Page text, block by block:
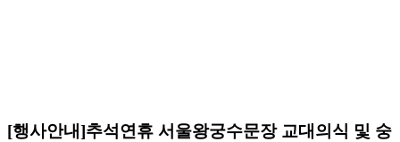
[행사안내]추석연휴 서울왕궁수문장 교대의식 및 숭